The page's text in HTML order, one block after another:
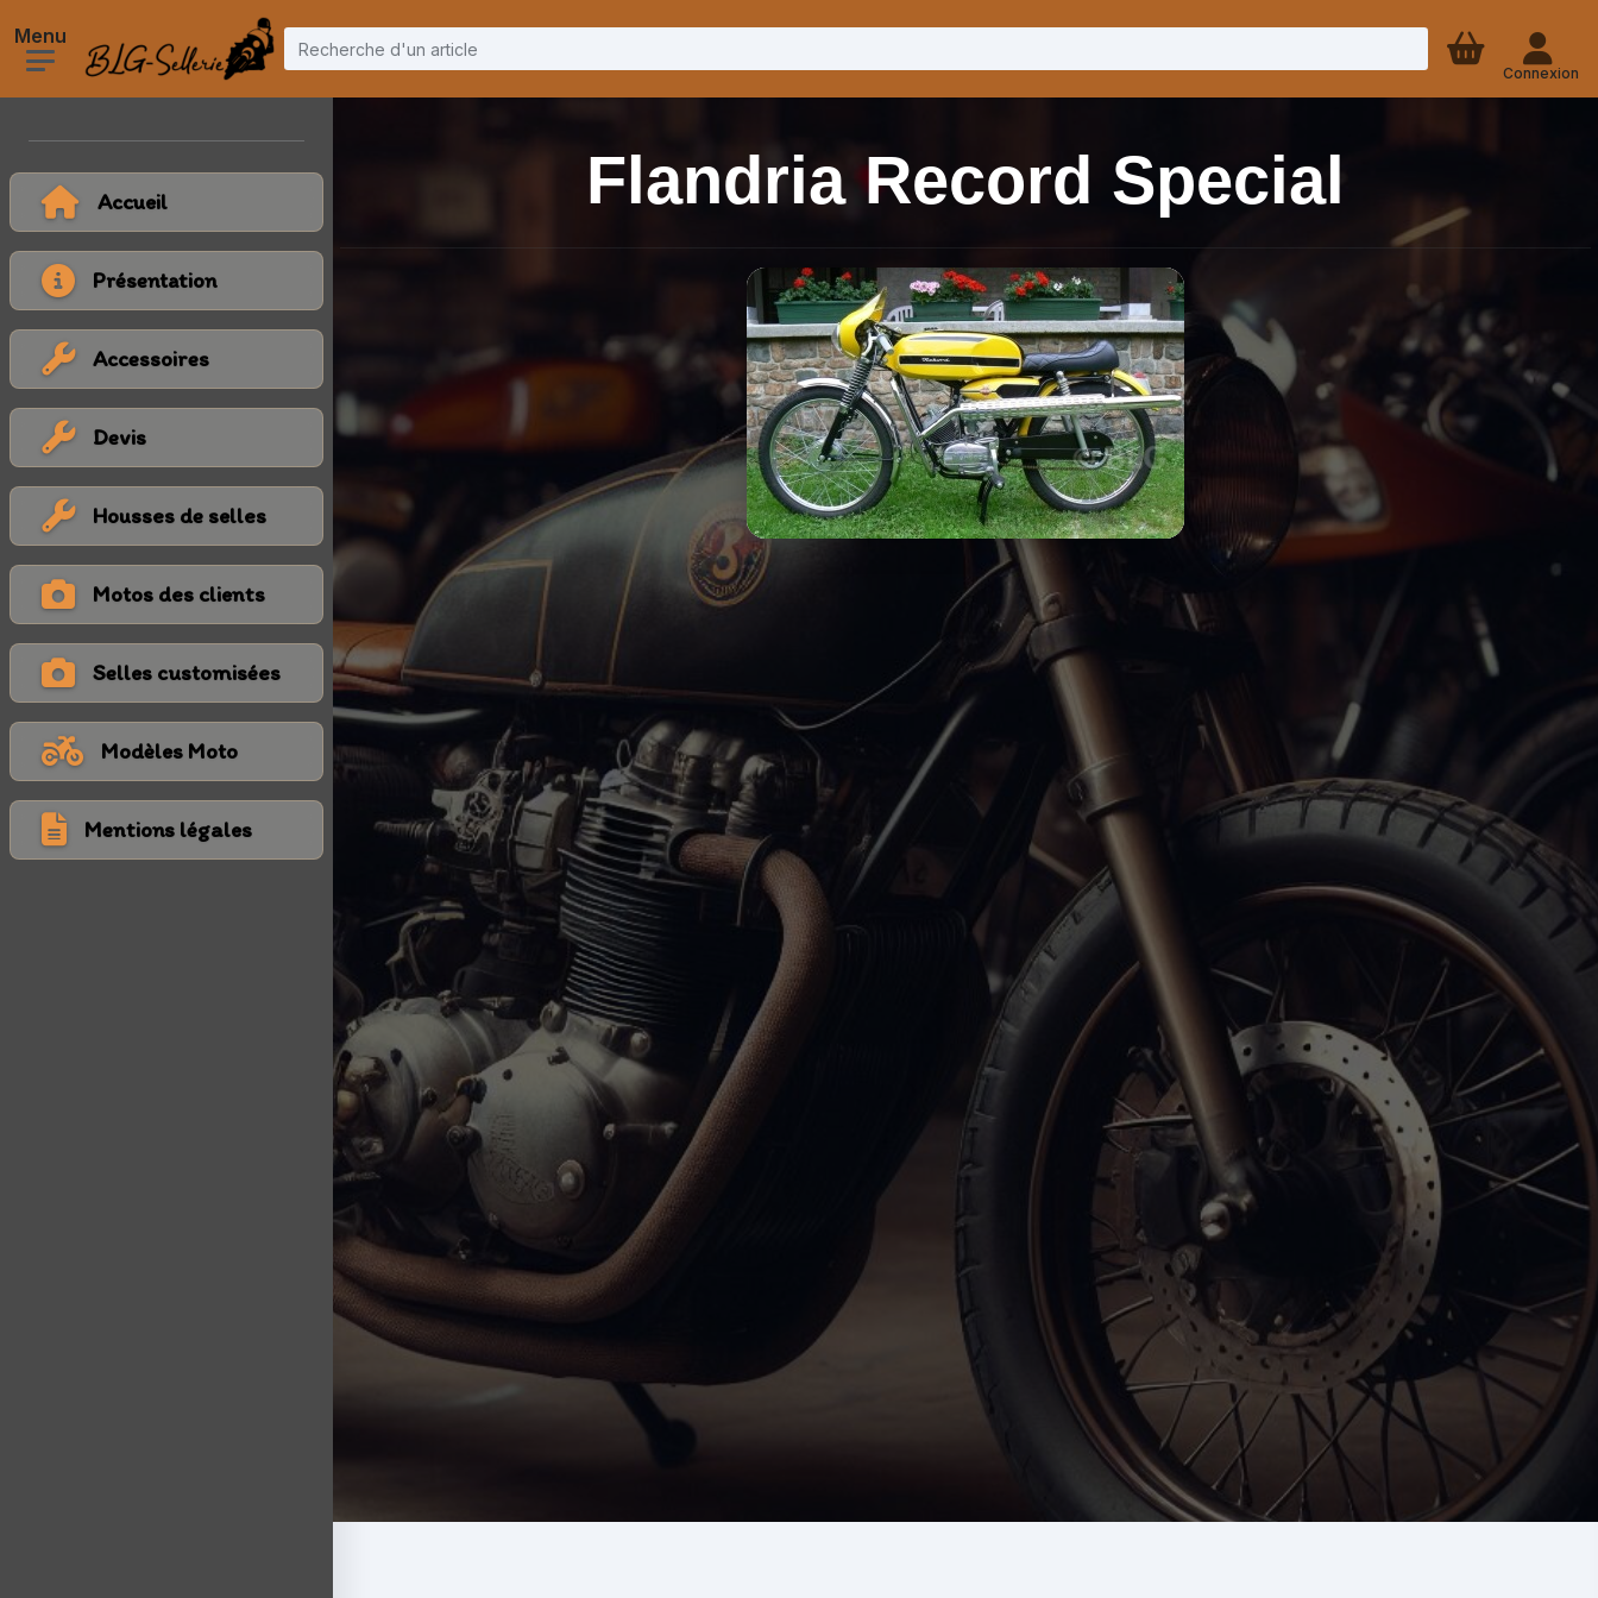
Accueil
Présentation
Accessoires
Devis
Housses de selles
Motos des clients
Selles customisées
Modèles Moto
Mentions légales
Connexion
Flandria Record Special